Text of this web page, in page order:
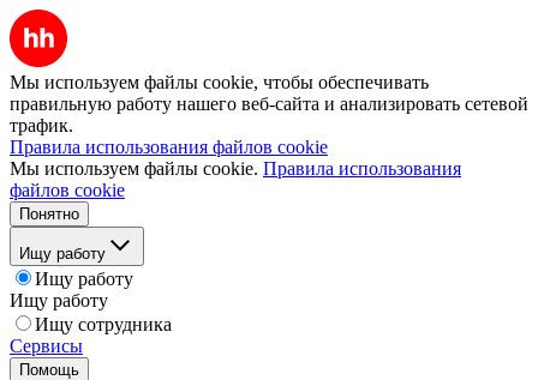
Мы используем файлы cookie, чтобы обеспечивать
правильную работу нашего веб-сайта и анализировать сетевой
трафик.
Правила использования файлов cookie
Мы используем файлы cookie. Правила использования
файлов cookie
Понятно
Ищу работу
Ищу работу
Ищу работу
Ищу сотрудника
Сервисы
Помощь